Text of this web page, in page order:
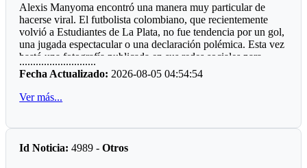
un campeonato de departamental, ya que hace presencia la
gran mayoría municipios do de hay boxeo.
Por qué será, que las entidades deporte, ya sean del orden
departamental o municipal le hacen "el feo" a eventos, que
valen la pena ver los recursos del Estado bien invertidos.
Alexis Manyoma encontró una manera muy particular de
hacerse viral. El futbolista colombiano, que recientemente
volvió a Estudiantes de La Plata, no fue tendencia por un gol,
una jugada espectacular o una declaración polémica. Esta vez
bastó una fotografía publicada en sus redes sociales para
despertar la curiosidad de miles de personas: un refrigerador
completamente lleno de perfumes.
La imagen sorprendió porque, al abrir la nevera, no aparecían
distintas fragancias perfectamente acomodados en los
compartimentos. Mientras muchos deportistas presumen
autos, relojes o camisetas, Manyoma llamó la atención
............................
Fecha Actualizado: 2026-08-05 04:54:54
Ver más...
Id Noticia: 4989 -Otros